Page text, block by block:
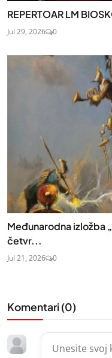
REPERTOAR LM
Jul 29, 2026 0
Međunarodna izložba
četvr...
Jul 21, 2026 0
Komentari (0)